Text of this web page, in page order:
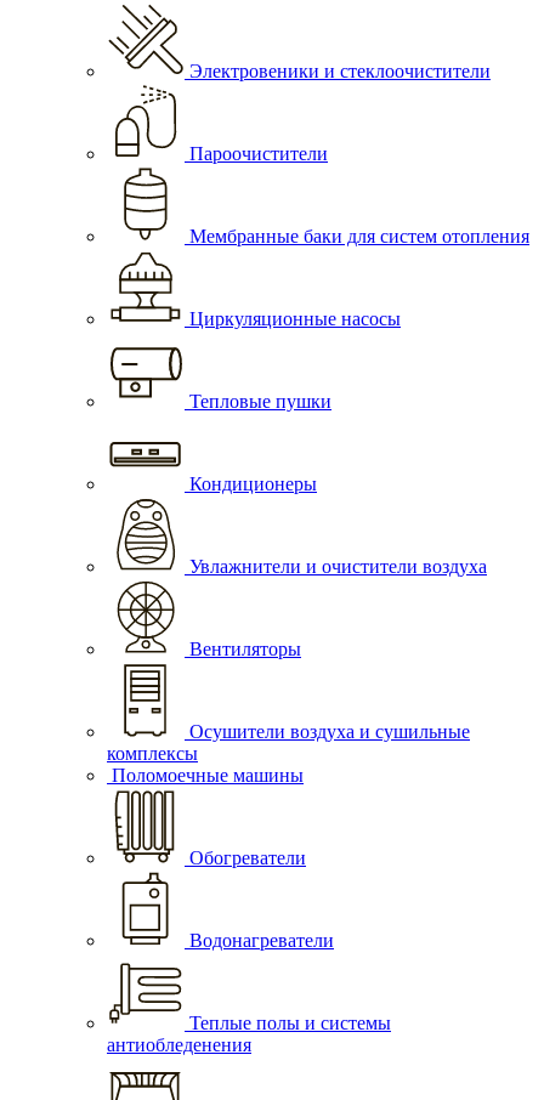
Электровеники и стеклоочистители
Пароочистители
Мембранные баки для систем отопления
Циркуляционные насосы
Тепловые пушки
Кондиционеры
Увлажнители и очистители воздуха
Вентиляторы
Осушители воздуха и сушильные
комплексы
Поломоечные машины
Обогреватели
Водонагреватели
Теплые полы и системы
антиобледенения